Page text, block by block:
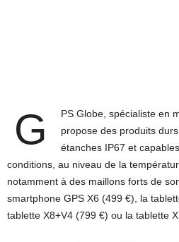
G
PS Globe, spécialiste en
propose des produits
étanches IP67 et
conditions, au niveau de la
notamment à des maillons forts de
smartphone GPS X6 (499 €), la
tablette X8+V4 (799 €) ou la tablette